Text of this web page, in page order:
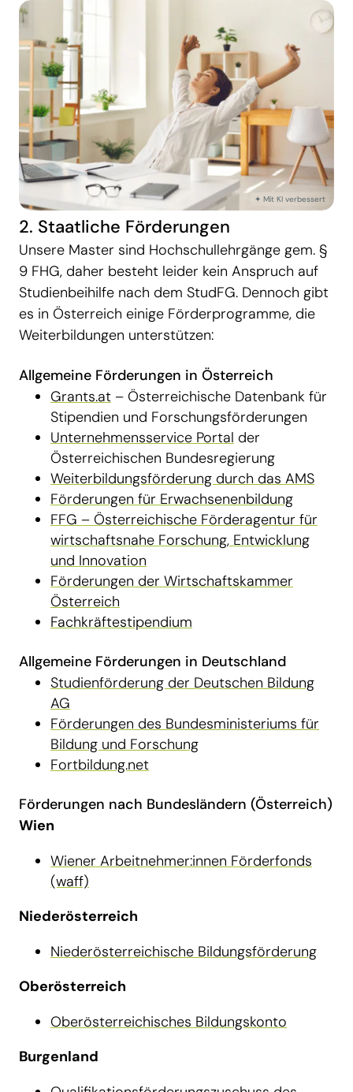
2. Staatliche Förderungen
Unsere Master sind Hochschullehrgänge gem. §
9 FHG, daher besteht leider kein Anspruch auf
Studienbeihilfe nach dem StudFG. Dennoch gibt
es in Österreich einige Förderprogramme, die
Weiterbildungen unterstützen:
Allgemeine Förderungen in Österreich
Grants.at – Österreichische Datenbank für
Stipendien und Forschungsförderungen
Unternehmensservice Portal der
Österreichischen Bundesregierung
Weiterbildungsförderung durch das AMS
Förderungen für Erwachsenenbildung
FFG – Österreichische Förderagentur für
wirtschaftsnahe Forschung, Entwicklung
und Innovation
Förderungen der Wirtschaftskammer
Österreich
Fachkräftestipendium
Allgemeine Förderungen in Deutschland
Studienförderung der Deutschen Bildung
AG
Förderungen des Bundesministeriums für
Bildung und Forschung
Fortbildung.net
Förderungen nach Bundesländern (Österreich)
Wien
Wiener Arbeitnehmer:innen Förderfonds
(waff)
Niederösterreich
Niederösterreichische Bildungsförderung
Oberösterreich
Oberösterreichisches Bildungskonto
Burgenland